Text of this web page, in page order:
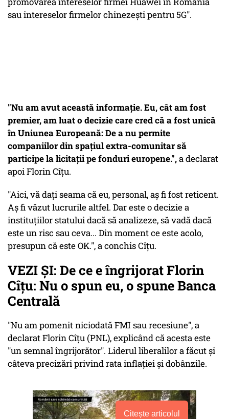
sau intereselor firmelor chinezești pentru 5G".
"Nu am avut această informație. Eu, cât am fost
premier, am luat o decizie care cred că a fost unică
în Uniunea Europeană: De a nu permite
companiilor din spațiul extra-comunitar să
participe la licitații pe fonduri europene.",a declarat
apoi Florin Cîțu.
"Aici, vă dați seama că eu, personal, aș fi fost reticent.
Aș fi văzut lucrurile altfel. Dar este o decizie a
instituțiilor statului dacă să analizeze, să vadă dacă
este un risc sau ceva... Din moment ce este acolo,
presupun că este OK.", a conchis Cîțu.
VEZI ȘI: De ce e îngrijorat Florin
Cîțu: Nu o spun eu, o spune Banca
Centrală
"Nu am pomenit niciodată FMI sau recesiune", a
declarat Florin Cîțu (PNL), explicând că acesta este
"un semnal îngrijorător". Liderul liberalilor a făcut și
câteva precizări privind rata inflației și dobânzile.
Citește articolul